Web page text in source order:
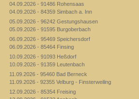
04.09.2026 - 91486 Rohensaas
04.09.2026 - 84359 Simbach a. Inn
05.09.2026 - 96242 Gestungshausen
05.09.2026 - 91595 Burgoberbach
06.09.2026 - 95469 Speichersdorf
06.09.2026 - 85464 Finsing
10.09.2026 - 91093 Heßdorf
10.09.2026 - 91359 Leutenbach
11.09.2026 - 95460 Bad Berneck
11.09.2026 - 92355 Velburg - Finsterweiling
12.09.2026 - 85354 Freising